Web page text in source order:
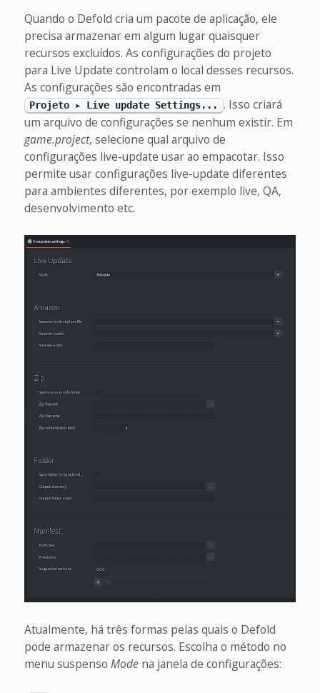
Quando o Defold cria um pacote de aplicação, ele
precisa armazenar em algum lugar quaisquer
recursos excluídos. As configurações do projeto
para Live Update controlam o local desses recursos.
As configurações são encontradas em
Projeto ▸ Live update Settings...
. Isso criará
um arquivo de configurações se nenhum existir. Em
game.project, selecione qual arquivo de
configurações live-update usar ao empacotar. Isso
permite usar configurações live-update diferentes
para ambientes diferentes, por exemplo live, QA,
desenvolvimento etc.
Atualmente, há três formas pelas quais o Defold
pode armazenar os recursos. Escolha o método no
menu suspenso Modena janela de configurações: